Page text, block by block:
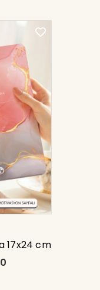
17x24 cm